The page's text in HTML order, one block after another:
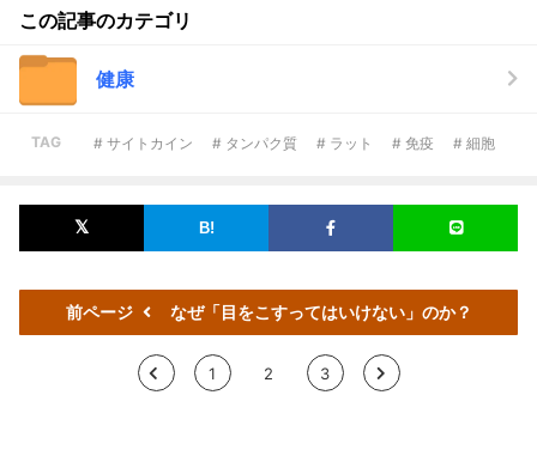
この記事のカテゴリ
健康
TAG # サイトカイン # タンパク質 # ラット # 免疫 # 細胞
前ページ なぜ「目をこすってはいけない」のか？
< 1 2 3 >